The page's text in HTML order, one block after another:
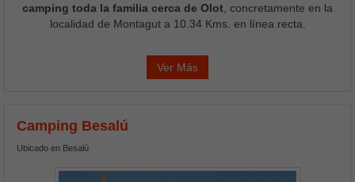
camping toda la familia cerca de Olot , concretamente en la
localidad de Montagut a 10.34 Kms. en línea recta.
Ver Más
Camping Besalú
Ubicado en Besalú